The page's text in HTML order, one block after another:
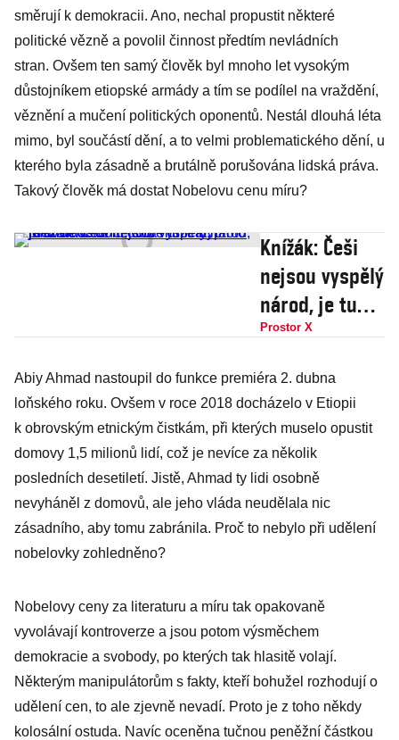
směrují k demokracii. Ano, nechal propustit některé
politické vězně a povolil činnost předtím nevládních
stran. Ovšem ten samý člověk byl mnoho let vysokým
důstojníkem etiopské armády a tím se podílel na vraždění,
věznění a mučení politických oponentů. Nestál dlouhá léta
mimo, byl součástí dění, a to velmi problematického dění, u
kterého byla zásadně a brutálně porušována lidská práva.
Takový člověk má dostat Nobelovu cenu míru?
Knížák: Češi
nejsou vyspělý
národ, je tu
vláda volů,
prezident.
Chci dobře
umírat, proto
mluvím ostře
Prostor X
Abiy Ahmad nastoupil do funkce premiéra 2. dubna
loňského roku. Ovšem v roce 2018 docházelo v Etiopii
k obrovským etnickým čistkám, při kterých muselo opustit
domovy 1,5 milionů lidí, což je nevíce za několik
posledních desetiletí. Jistě, Ahmad ty lidi osobně
nevyháněl z domovů, ale jeho vláda neudělala nic
zásadního, aby tomu zabránila. Proč to nebylo při udělení
nobelovky zohledněno?
Nobelovy ceny za literaturu a míru tak opakovaně
vyvolávají kontroverze a jsou potom výsměchem
demokracie a svobody, po kterých tak hlasitě volají.
Některým manipulátorům s fakty, kteří bohužel rozhodují o
udělení cen, to ale zjevně nevadí. Proto je z toho někdy
kolosální ostuda. Navíc oceněna tučnou peněžní částkou